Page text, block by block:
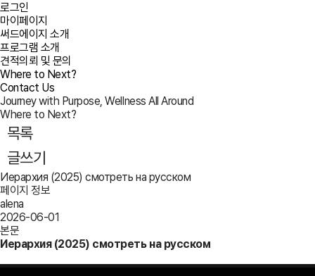
로그인
마이페이지
써드에이지 소개
프로그램 소개
견적의뢰 및 문의
Where to Next?
Contact Us
Journey with Purpose, Wellness All Around
Where to Next?
목록
글쓰기
Иерархия (2025) смотреть на русском
페이지 정보
alena
2026-06-01
본문
Иерархия (2025) смотреть на русском